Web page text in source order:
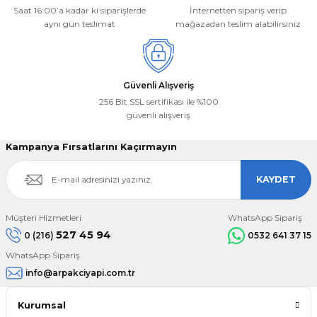
Saat 16:00’a kadar ki siparişlerde
aynı gün teslimat
İnternetten sipariş verip
mağazadan teslim alabilirsiniz
Güvenli Alışveriş
256 Bit SSL sertifikası ile %100
güvenli alışveriş
Kampanya Fırsatlarını Kaçırmayın
KAYDET
Müşteri Hizmetleri
0 (216) 527 45 94
WhatsApp Sipariş
0532 641 37 15
WhatsApp Sipariş
info@arpakciyapi.com.tr
Kurumsal